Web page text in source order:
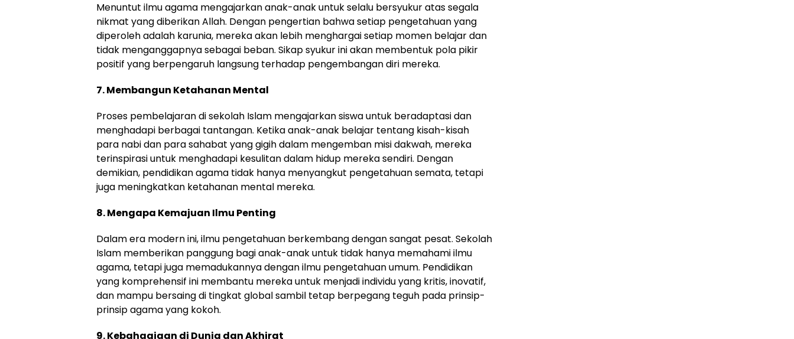
Menuntut ilmu agama mengajarkan anak-anak untuk selalu bersyukur atas segala
nikmat yang diberikan Allah. Dengan pengertian bahwa setiap pengetahuan yang
diperoleh adalah karunia, mereka akan lebih menghargai setiap momen belajar dan
tidak menganggapnya sebagai beban. Sikap syukur ini akan membentuk pola pikir
positif yang berpengaruh langsung terhadap pengembangan diri mereka.
7. Membangun Ketahanan Mental
Proses pembelajaran di sekolah Islam mengajarkan siswa untuk beradaptasi dan
menghadapi berbagai tantangan. Ketika anak-anak belajar tentang kisah-kisah
para nabi dan para sahabat yang gigih dalam mengemban misi dakwah, mereka
terinspirasi untuk menghadapi kesulitan dalam hidup mereka sendiri. Dengan
demikian, pendidikan agama tidak hanya menyangkut pengetahuan semata, tetapi
juga meningkatkan ketahanan mental mereka.
8. Mengapa Kemajuan Ilmu Penting
Dalam era modern ini, ilmu pengetahuan berkembang dengan sangat pesat. Sekolah
Islam memberikan panggung bagi anak-anak untuk tidak hanya memahami ilmu
agama, tetapi juga memadukannya dengan ilmu pengetahuan umum. Pendidikan
yang komprehensif ini membantu mereka untuk menjadi individu yang kritis, inovatif,
dan mampu bersaing di tingkat global sambil tetap berpegang teguh pada prinsip-
prinsip agama yang kokoh.
9. Kebahagiaan di Dunia dan Akhirat